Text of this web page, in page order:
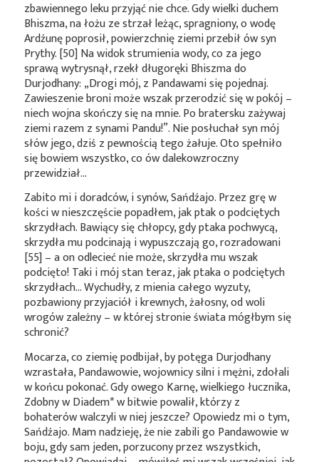
zbawiennego leku przyjąć nie chce. Gdy wielki duchem
Bhiszma, na łożu ze strzał leżąc, spragniony, o wodę
Ardźunę poprosił, powierzchnię ziemi przebił ów syn
Prythy. [50] Na widok strumienia wody, co za jego
sprawą wytrysnął, rzekł długoręki Bhiszma do
Durjodhany: „Drogi mój, z Pandawami się pojednaj.
Zawieszenie broni może wszak przerodzić się w pokój –
niech wojna skończy się na mnie. Po bratersku zażywaj
ziemi razem z synami Pandu!”. Nie posłuchał syn mój
słów jego, dziś z pewnością tego żałuje. Oto spełniło
się bowiem wszystko, co ów dalekowzroczny
przewidział…
Zabito mi i doradców, i synów, Sańdźajo. Przez grę w
kości w nieszczęście popadłem, jak ptak o podciętych
skrzydłach. Bawiący się chłopcy, gdy ptaka pochwycą,
skrzydła mu podcinają i wypuszczają go, rozradowani
[55] – a on odlecieć nie może, skrzydła mu wszak
podcięto! Taki i mój stan teraz, jak ptaka o podciętych
skrzydłach… Wychudły, z mienia całego wyzuty,
pozbawiony przyjaciół i krewnych, żałosny, od woli
wrogów zależny – w której stronie świata mógłbym się
schronić?
Mocarza, co ziemię podbijał, by potęga Durjodhany
wzrastała, Pandawowie, wojownicy silni i mężni, zdołali
w końcu pokonać. Gdy owego Karnę, wielkiego łucznika,
Zdobny wDiadem*w bitwie powalił, którzy z
bohaterów walczyli w niej jeszcze? Opowiedz mi o tym,
Sańdźajo. Mam nadzieję, że nie zabili go Pandawowie w
boju, gdy sam jeden, porzucony przez wszystkich,